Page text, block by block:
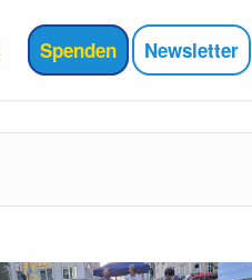
Spenden Newsletter